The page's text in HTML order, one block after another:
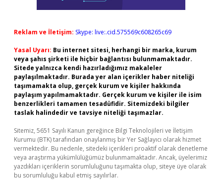
Reklam ve İletişim: Skype: live:.cid.575569c608265c69
Yasal Uyarı: Bu internet sitesi, herhangi bir marka, kurum
veya şahıs şirketi ile hiçbir bağlantısı bulunmamaktadır.
Sitede yalnızca kendi hazırladığımız makaleler
paylaşılmaktadır. Burada yer alan içerikler haber niteliği
taşımamakta olup, gerçek kurum ve kişiler hakkında
paylaşım yapılmamaktadır. Gerçek kurum ve kişiler ile isim
benzerlikleri tamamen tesadüfidir. Sitemizdeki bilgiler
taslak halindedir ve tavsiye niteliği taşımazlar.
Sitemiz, 5651 Sayılı Kanun gereğince Bilgi Teknolojileri ve İletişim
Kurumu (BTK) tarafından onaylanmış bir Yer Sağlayıcı olarak hizmet
vermektedir. Bu nedenle, sitedeki içerikleri proaktif olarak denetleme
veya araştırma yükümlülüğümüz bulunmamaktadır. Ancak, üyelerimiz
yazdıkları içeriklerin sorumluluğunu taşımakta olup, siteye üye olarak
bu sorumluluğu kabul etmiş sayılırlar.